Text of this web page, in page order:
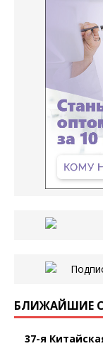
БЛИЖАЙШИЕ
37-я